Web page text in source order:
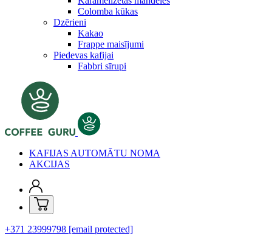
Colomba kūkas
Dzērieni
Kakao
Frappe maisījumi
Piedevas kafijai
Fabbri sīrupi
KAFIJAS AUTOMĀTU NOMA
AKCIJAS
+371 23999798 [email protected]